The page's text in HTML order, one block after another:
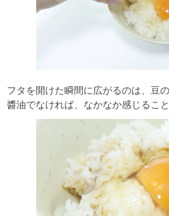
フタを開けた瞬間に広がるのは、豆
醬油でなければ、なかなか感じること